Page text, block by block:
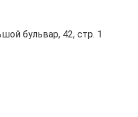
бульвар, 42, стр. 1